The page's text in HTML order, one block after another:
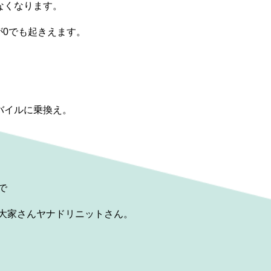
なります。
でも起きえます。
ルに乗換え。
さんヤナドリニットさん。